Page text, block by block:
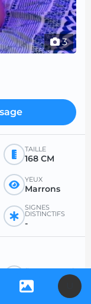
3
TAILLE
168 CM
YEUX
Marrons
SIGNES
DISTINCTIFS
-
ÂGE SOUHAITÉ